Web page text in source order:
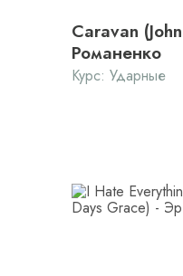
Caravan
Романенко
Курс: Ударные